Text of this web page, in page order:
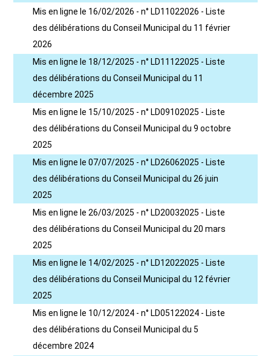
Mis en ligne le 16/02/2026 - n° LD11022026 - Liste
des délibérations du Conseil Municipal du 11 février
2026
Mis en ligne le 18/12/2025 - n° LD11122025 - Liste
des délibérations du Conseil Municipal du 11
décembre 2025
Mis en ligne le 15/10/2025 - n° LD09102025 - Liste
des délibérations du Conseil Municipal du 9 octobre
2025
Mis en ligne le 07/07/2025 - n° LD26062025 - Liste
des délibérations du Conseil Municipal du 26 juin
2025
Mis en ligne le 26/03/2025 - n° LD20032025 - Liste
des délibérations du Conseil Municipal du 20 mars
2025
Mis en ligne le 14/02/2025 - n° LD12022025 - Liste
des délibérations du Conseil Municipal du 12 février
2025
Mis en ligne le 10/12/2024 - n° LD05122024 - Liste
des délibérations du Conseil Municipal du 5
décembre 2024